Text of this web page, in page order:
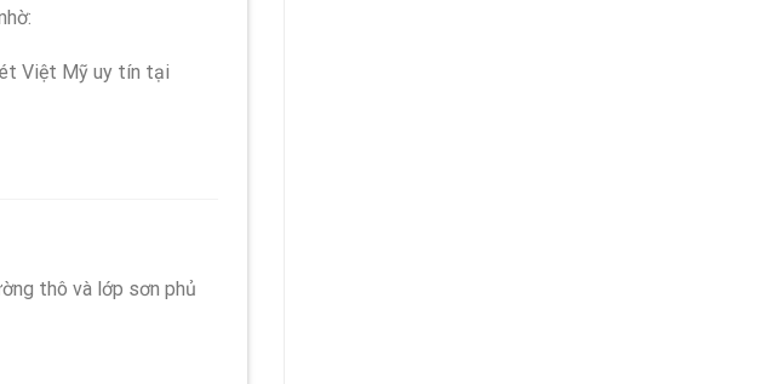
Việt Mỹ uy tín tại
thô và lớp sơn phủ